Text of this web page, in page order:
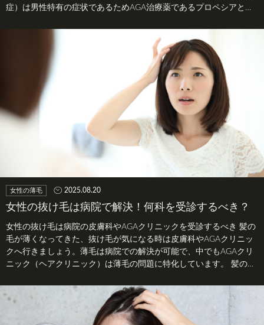
症）は男性特有の症状であるためAGA治療薬であるプロペシアとザ
女性の薄毛 2025.08.20
女性の抜け毛は病院で解決！何科を受診するべき？
女性の抜け毛は病院の皮膚科やAGAクリニックを受診するべき 髪の
毛が薄くなってきた、抜け毛が気になる時は皮膚科やAGAクリニッ
クへ行きましょう。薄毛は病院での解決が可能で、中でもAGAクリ
ニック（ヘアクリニック）は薄毛の問題に特化しています。 髪の毛